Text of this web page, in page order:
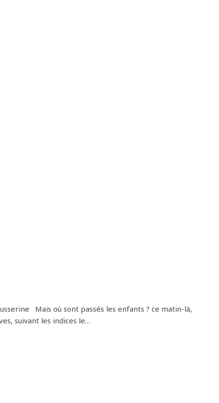
Mais où sont passés les enfants ? ce matin-là,
suivant les indices le…